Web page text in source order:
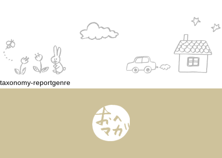
taxonomy-reportgenre